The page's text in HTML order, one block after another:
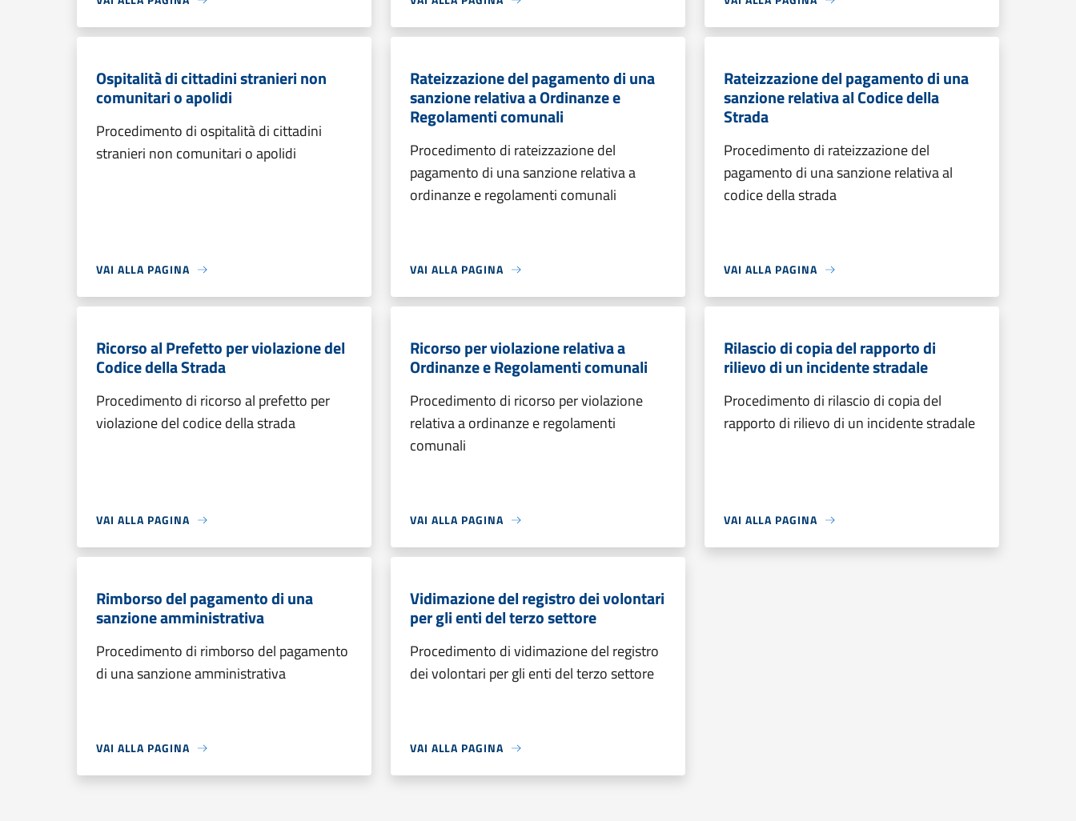
Ospitalità di cittadini stranieri non
comunitari o apolidi
Procedimento di ospitalità di cittadini
stranieri non comunitari o apolidi
VAI ALLA PAGINA
Rateizzazione del pagamento di una
sanzione relativa a Ordinanze e
Regolamenti comunali
Procedimento di rateizzazione del
pagamento di una sanzione relativa a
ordinanze e regolamenti comunali
VAI ALLA PAGINA
Rateizzazione del pagamento di una
sanzione relativa al Codice della
Strada
Procedimento di rateizzazione del
pagamento di una sanzione relativa al
codice della strada
VAI ALLA PAGINA
Ricorso al Prefetto per violazione del
Codice della Strada
Procedimento di ricorso al prefetto per
violazione del codice della strada
VAI ALLA PAGINA
Ricorso per violazione relativa a
Ordinanze e Regolamenti comunali
Procedimento di ricorso per violazione
relativa a ordinanze e regolamenti
comunali
VAI ALLA PAGINA
Rilascio di copia del rapporto di
rilievo di un incidente stradale
Procedimento di rilascio di copia del
rapporto di rilievo di un incidente stradale
VAI ALLA PAGINA
Rimborso del pagamento di una
sanzione amministrativa
Procedimento di rimborso del pagamento
di una sanzione amministrativa
VAI ALLA PAGINA
Vidimazione del registro dei volontari
per gli enti del terzo settore
Procedimento di vidimazione del registro
dei volontari per gli enti del terzo settore
VAI ALLA PAGINA